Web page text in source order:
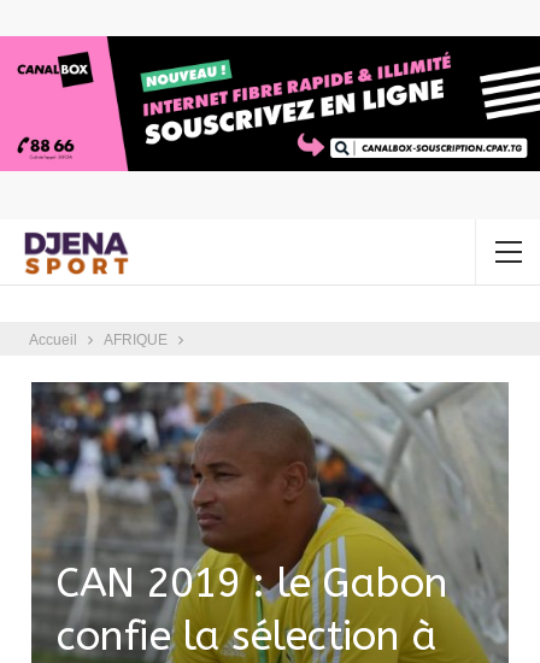
Accueil AFRIQUE
CAN 2019 : le Gabon
confie la sélection à